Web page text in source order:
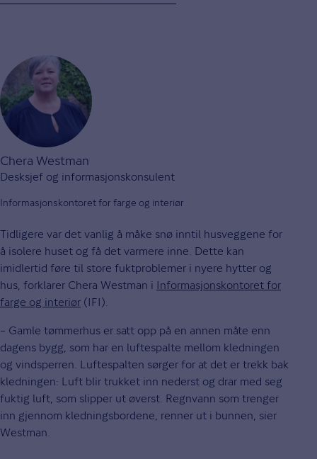
Chera Westman
Desksjef og informasjonskonsulent
Informasjonskontoret for farge og interiør
Tidligere var det vanlig å måke snø inntil husveggene for
å isolere huset og få det varmere inne. Dette kan
imidlertid føre til store fuktproblemer i nyere hytter og
hus, forklarer Chera Westman i Informasjonskontoret for
farge og interiør (IFI).
– Gamle tømmerhus er satt opp på en annen måte enn
dagens bygg, som har en luftespalte mellom kledningen
og vindsperren. Luftespalten sørger for at det er trekk bak
kledningen: Luft blir trukket inn nederst og drar med seg
fuktig luft, som slipper ut øverst. Regnvann som trenger
inn gjennom kledningsbordene, renner ut i bunnen, sier
Westman.